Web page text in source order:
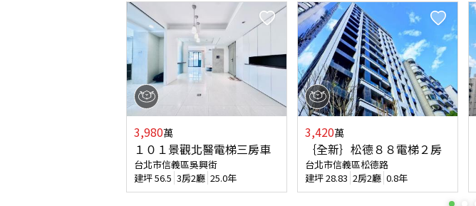
3,980萬
１０１景觀北醫電梯三房車
台北市信義區吳興街
建坪56.5 3房2廳 25.0年
3,420萬
｛全新｝松德８８電梯２房
台北市信義區松德路
建坪28.83 2房2廳 0.8年